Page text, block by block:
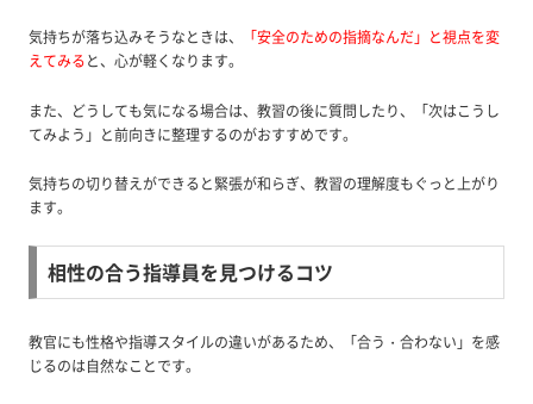
気持ちが落ち込みそうなときは、
「安全のための指摘なんだ」と視点を変
えてみると、心が軽くなります。
また、どうしても気になる場合は、教習の後に質問したり、「次はこうし
てみよう」と前向きに整理するのがおすすめです。
気持ちの切り替えができると緊張が和らぎ、教習の理解度もぐっと上がり
ます。
相性の合う指導員を見つけるコツ
教官にも性格や指導スタイルの違いがあるため、「合う・合わない」を感
じるのは自然なことです。